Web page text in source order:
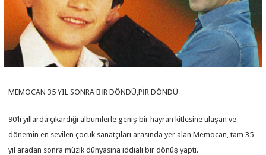
MEMOCAN 35 YIL SONRA BİR DÖNDÜ,PİR DÖNDÜ
90’lı yıllarda çıkardığı albümlerle geniş bir hayran kitlesine ulaşan ve
dönemin en sevilen çocuk sanatçıları arasında yer alan Memocan, tam 35
yıl aradan sonra müzik dünyasına iddialı bir dönüş yaptı.